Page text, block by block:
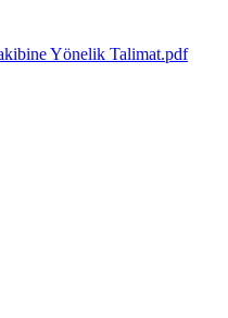
Yönelik Talimat.pdf